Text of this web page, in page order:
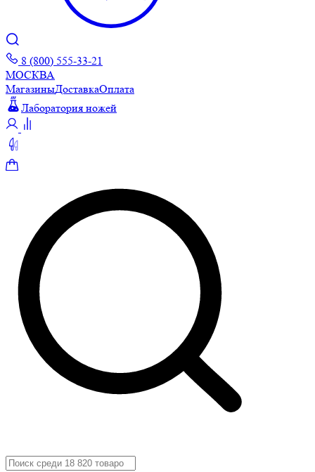
8 (800) 555-33-21
МОСКВА
МагазиныДоставкаОплата
Лаборатория ножей